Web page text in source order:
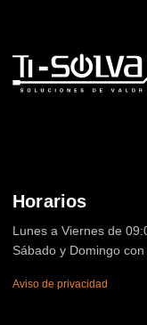
Horarios
Lunes a Viernes de
Sábado y Domingo con
Aviso de privacidad